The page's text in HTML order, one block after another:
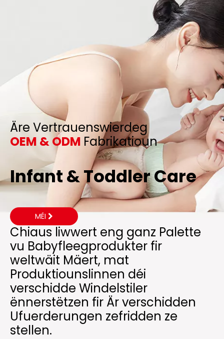
Äre Vertrauenswierdeg
OEM & ODM Fabrikatioun
Infant & Toddler Care
MÉI
Chiaus liwwert eng ganz Palette
vu Babyfleegprodukter fir
weltwäit Mäert, mat
Produktiounslinnen déi
verschidde Windelstiler
ënnerstëtzen fir Är verschidden
Ufuerderungen zefridden ze
stellen.